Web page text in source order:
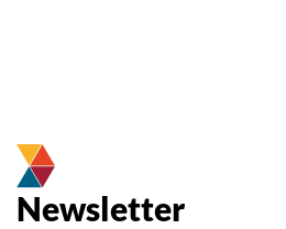
Newsletter